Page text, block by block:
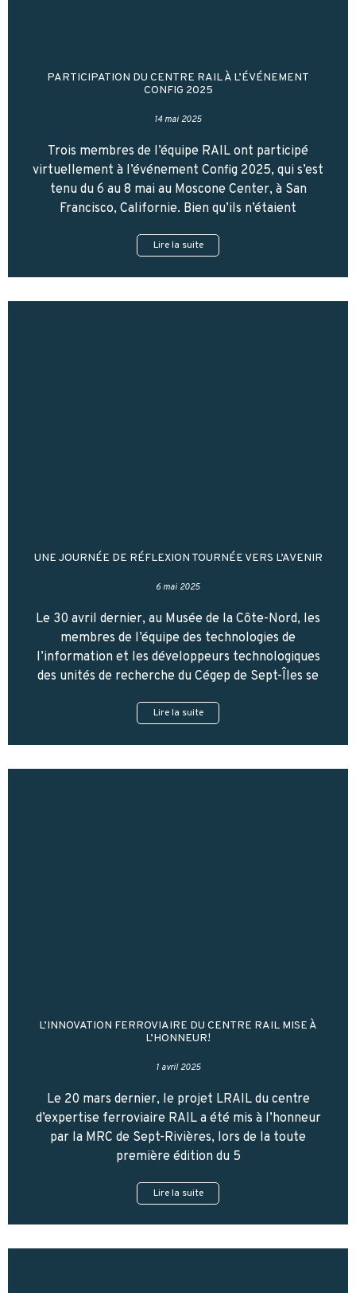
PARTICIPATION DU CENTRE RAIL À L’ÉVÉNEMENT
CONFIG 2025
14 mai 2025
Trois membres de l’équipe RAIL ont participé
virtuellement à l’événement Config 2025, qui s’est
tenu du 6 au 8 mai au Moscone Center, à San
Francisco, Californie. Bien qu’ils n’étaient
Lire la suite
UNE JOURNÉE DE RÉFLEXION TOURNÉE VERS L’AVENIR
6 mai 2025
Le 30 avril dernier, au Musée de la Côte-Nord, les
membres de l’équipe des technologies de
l’information et les développeurs technologiques
des unités de recherche du Cégep de Sept-Îles se
Lire la suite
L’INNOVATION FERROVIAIRE DU CENTRE RAIL MISE À
L’HONNEUR!
1 avril 2025
Le 20 mars dernier, le projet LRAIL du centre
d’expertise ferroviaire RAIL a été mis à l’honneur
par la MRC de Sept-Rivières, lors de la toute
première édition du 5
Lire la suite